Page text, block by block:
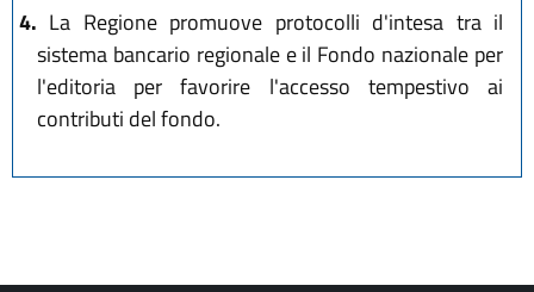
4. La Regione promuove protocolli d'intesa tra il
sistema bancario regionale e il Fondo nazionale per
l'editoria per favorire l'accesso tempestivo ai
contributi del fondo.